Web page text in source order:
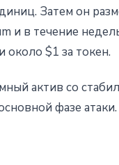
Затем он
и в течение
$1 за токен.
актив со
фазе атаки.